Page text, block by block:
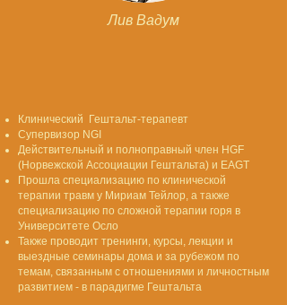
Лив Вадум
Клинический Гештальт-терапевт
Супервизор NGI
Действительный и полноправный член HGF
(Норвежской Ассоциации Гештальта) и ЕАGT
Прошла специализацию по клинической
терапии травм у Мириам Тейлор, а также
специализацию по сложной терапии горя в
Университете Осло
Также проводит тренинги, курсы, лекции и
выездные семинары дома и за рубежом по
темам, связанным с отношениями и личностным
развитием - в парадигме Гештальта